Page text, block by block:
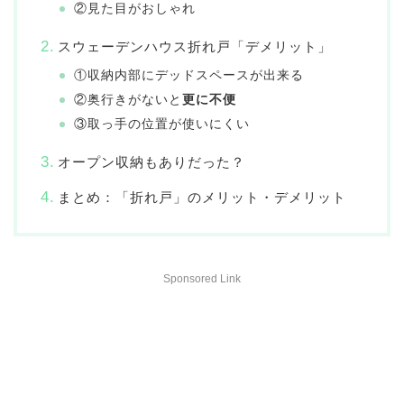
②見た目がおしゃれ
スウェーデンハウス折れ戸「デメリット」
①収納内部にデッドスペースが出来る
②奥行きがないと 更に不便
③取っ手の位置が使いにくい
オープン収納もありだった？
まとめ：「折れ戸」のメリット・デメリット
Sponsored Link